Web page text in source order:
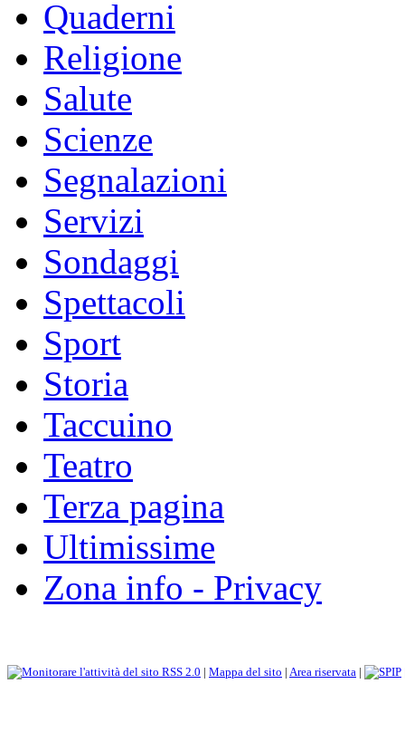
Quaderni
Religione
Salute
Scienze
Segnalazioni
Servizi
Sondaggi
Spettacoli
Sport
Storia
Taccuino
Teatro
Terza pagina
Ultimissime
Zona info - Privacy
RSS 2.0 | Mappa del sito | Area riservata |